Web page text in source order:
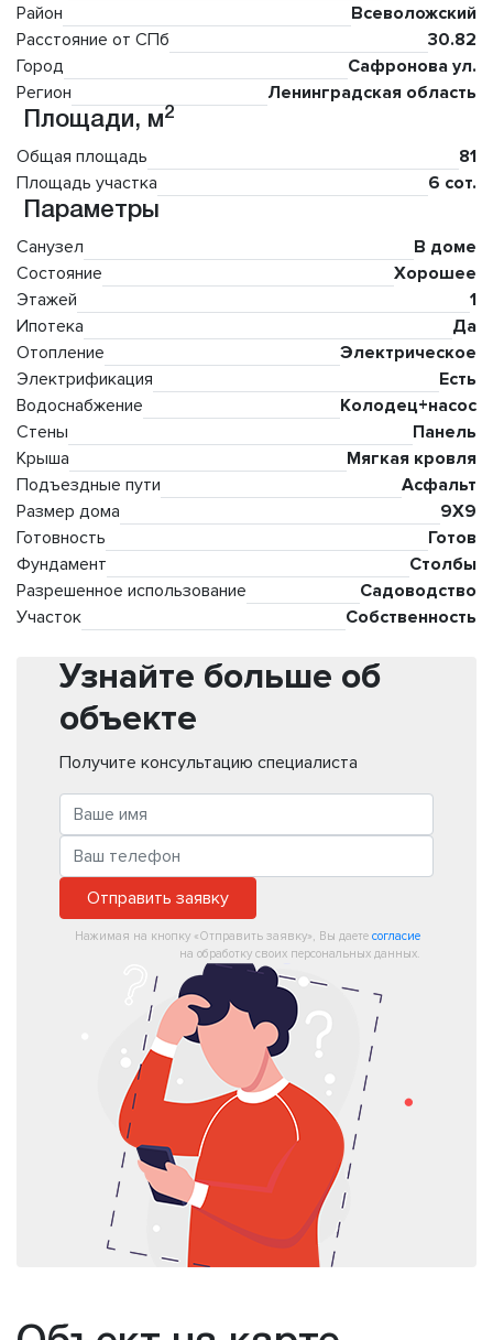
Район
Всеволожский
Расстояние от СПб
30.82
Город
Сафронова ул.
Регион
Ленинградская область
Площади, м2
Общая площадь
81
Площадь участка
6 сот.
Параметры
Санузел
В доме
Состояние
Хорошее
Этажей
1
Ипотека
Да
Отопление
Электрическое
Электрификация
Есть
Водоснабжение
Колодец+насос
Стены
Панель
Крыша
Мягкая кровля
Подъездные пути
Асфальт
Размер дома
9Х9
Готовность
Готов
Фундамент
Столбы
Разрешенное использование
Садоводство
Участок
Собственность
Узнайте больше об
объекте
Получите консультацию специалиста
Отправить заявку
Нажимая на кнопку «Отправить заявку», Вы даете согласие
на обработку своих персональных данных.